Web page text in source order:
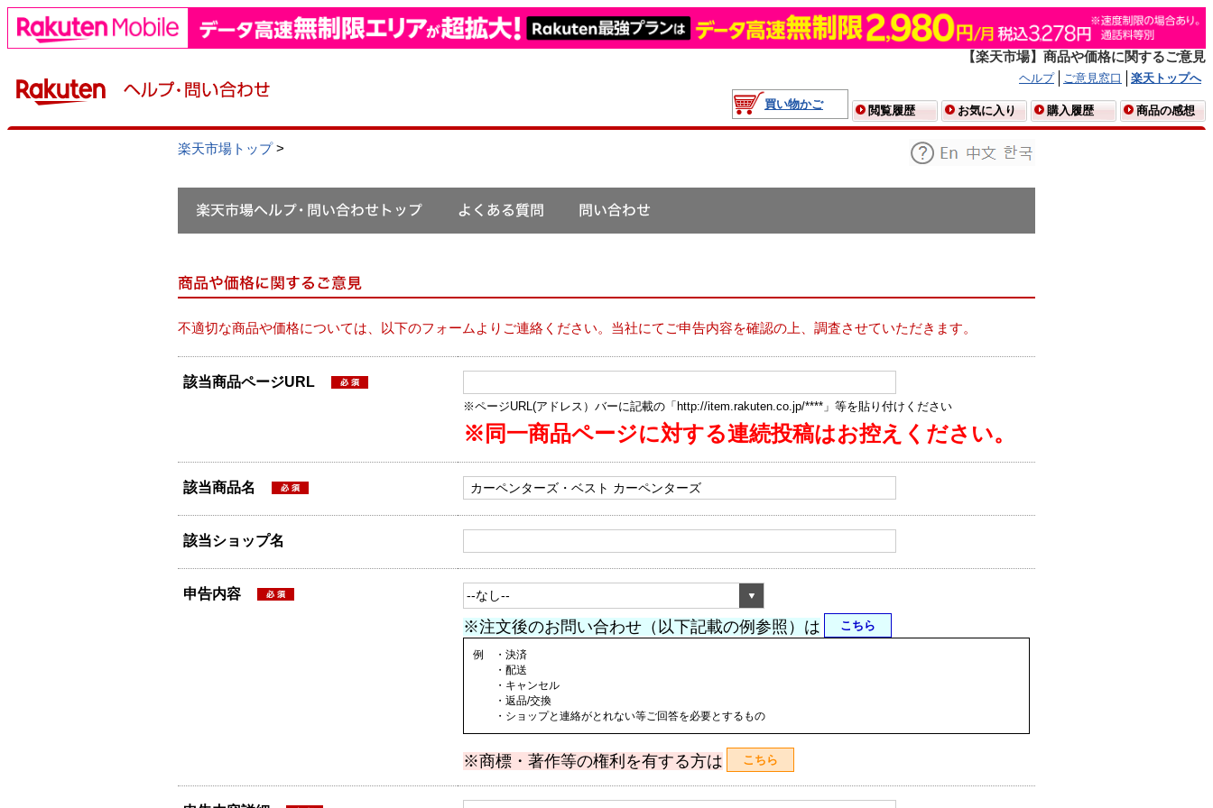
【楽天市場】商品や価格に関するご意見
ヘルプ ご意見窓口
楽天トップへ
買い物かご
閲覧履歴 お気に入り 購入履歴 商品の感想
楽天市場トップ>
不適切な商品や価格については、以下のフォームよりご連絡ください。当社にてご申告内容を確認の上、調査させていただきます。
該当商品ページURL
※ページURL(アドレス）バーに記載の「http://item.rakuten.co.jp/****」等を貼り付けください
※同一商品ページに対する連続投稿はお控えください。
該当商品名
該当ショップ名
申告内容
※注文後のお問い合わせ（以下記載の例参照）は こちら
例 ・決済
・配送
・キャンセル
・返品/交換
・ショップと連絡がとれない等ご回答を必要とするもの
※商標・著作等の権利を有する方は こちら